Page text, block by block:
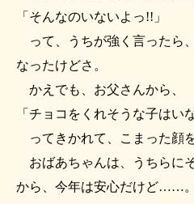
「そんなのいないよっ!!」
って、うちが強く言ったら
なったけどさ。
かえでも、お父さんから、
「チョコをくれそうな子はい
ってきかれて、こまった顔
おばあちゃんは、うちらに
から、今年は安心だけど……。